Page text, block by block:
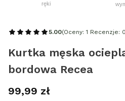
ręki
5.00(Oceny: 1 Recenzje:
Kurtka męska
bordowa Recea
Cena
99,99 zł